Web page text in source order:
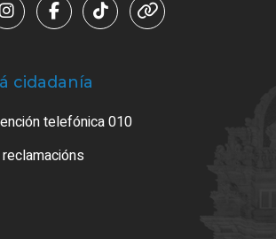
cidadanía
telefónica 010